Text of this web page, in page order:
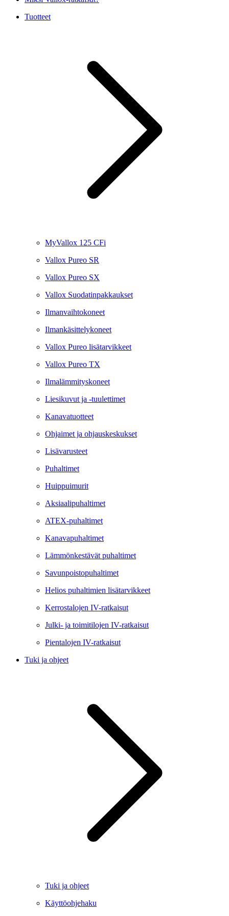
Tuotteet
MyVallox 125 CFi
Vallox Pureo SR
Vallox Pureo SX
Vallox Suodatinpakkaukset
Ilmanvaihtokoneet
Ilmankäsittelykoneet
Vallox Pureo lisätarvikkeet
Vallox Pureo TX
Ilmalämmityskoneet
Liesikuvut ja -tuulettimet
Kanavatuotteet
Ohjaimet ja ohjauskeskukset
Lisävarusteet
Puhaltimet
Huippuimurit
Aksiaalipuhaltimet
ATEX-puhaltimet
Kanavapuhaltimet
Lämmönkestävät puhaltimet
Savunpoistopuhaltimet
Helios puhaltimien lisätarvikkeet
Kerrostalojen IV-ratkaisut
Julki- ja toimitilojen IV-ratkaisut
Pientalojen IV-ratkaisut
Tuki ja ohjeet
Tuki ja ohjeet
Käyttöohjehaku